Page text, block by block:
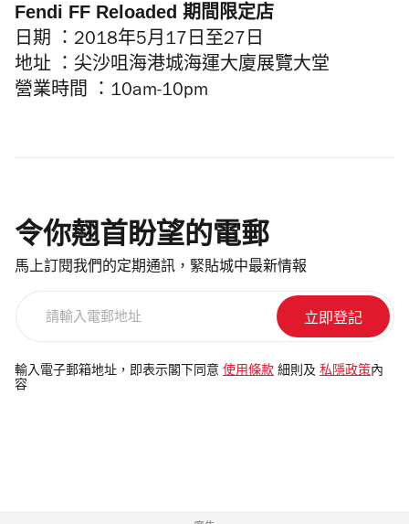
Fendi FF Reloaded 期間限定店
日期 ：2018年5月17日至27日
地址 ：尖沙咀海港城海運大廈展覽大堂
營業時間 ：10am-10pm
令你翹首盼望的電郵
馬上訂閱我們的定期通訊，緊貼城中最新情報
電
郵
輸入電子郵箱地址，即表示閣下同意 使用條款 細則及 私隱政策 內
容